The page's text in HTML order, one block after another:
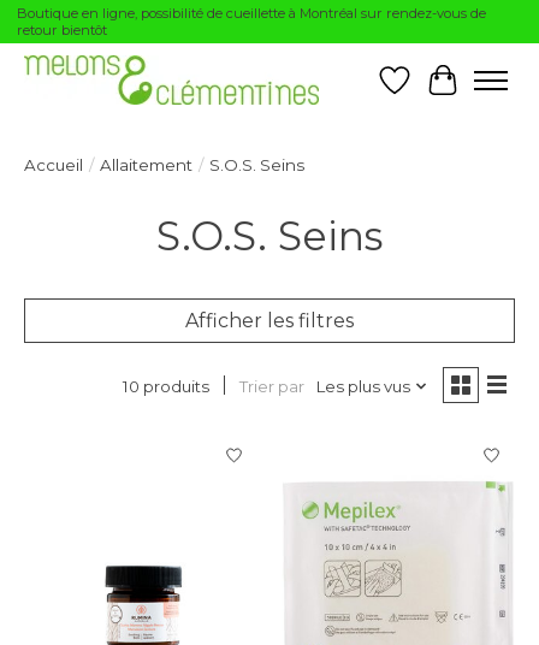
Boutique en ligne, possibilité de cueillette à Montréal sur rendez-vous de
retour bientôt
Liste dePanier
Accueil / Allaitement / S.O.S. Seins
S.O.S. Seins
Afficher les filtres
10 produits Trier par Les plus vus